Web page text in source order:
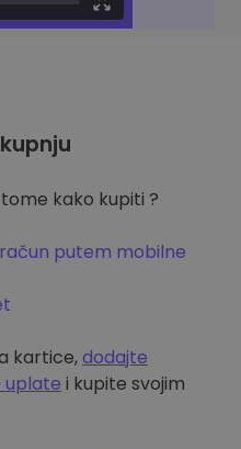
kako kupiti ?
putem mobilne
kartice,dodajte
uplate i kupite svojim